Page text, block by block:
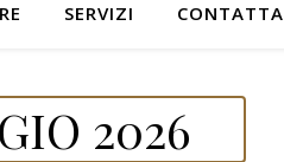
SERVIZI
2026